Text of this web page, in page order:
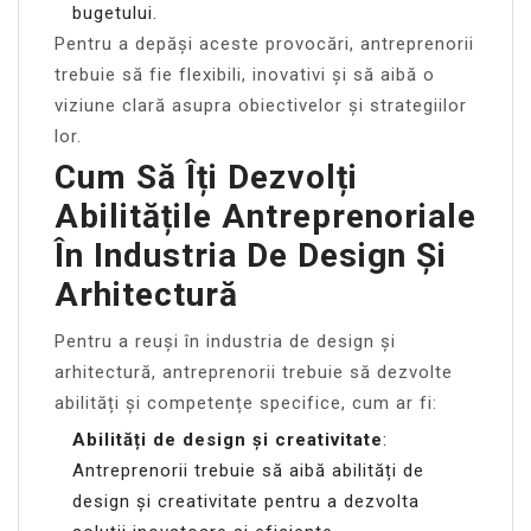
bugetului.
Pentru a depăși aceste provocări, antreprenorii
trebuie să fie flexibili, inovativi și să aibă o
viziune clară asupra obiectivelor și strategiilor
lor.
Cum Să Îți Dezvolți
Abilitățile Antreprenoriale
În Industria De Design Și
Arhitectură
Pentru a reuși în industria de design și
arhitectură, antreprenorii trebuie să dezvolte
abilități și competențe specifice, cum ar fi:
Abilități de design și creativitate:
Antreprenorii trebuie să aibă abilități de
design și creativitate pentru a dezvolta